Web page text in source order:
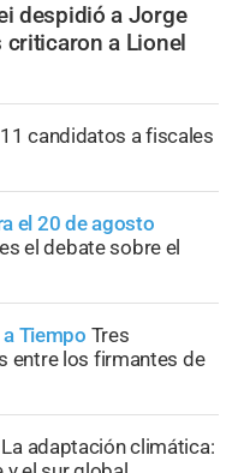
despidió a Jorge
criticaron a Lionel
candidatos a fiscales
el 20 de agosto
el debate sobre el
Tiempo Tres
entre los firmantes de
La adaptación climática: